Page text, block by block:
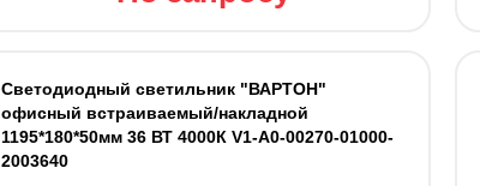
Светодиодный светильник "ВАРТОН"
офисный встраиваемый/накладной
1195*180*50мм 36 ВТ 4000К V1-A0-00270-01000-
2003640